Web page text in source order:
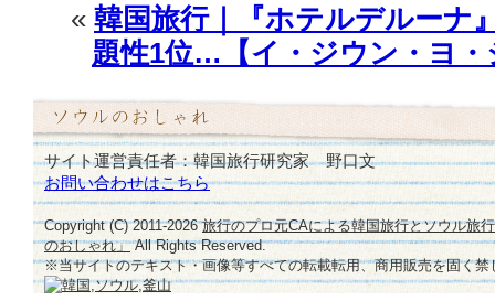
« 韓国旅行｜『ホテルデルーナ
題性1位…【イ・ジウン・ヨ・
サイト運営責任者：韓国旅行研究家 野口文
お問い合わせはこちら
Copyright (C) 2011-2026旅行のプロ元CAによる韓国旅行とソウル旅
のおしゃれ」All Rights Reserved.
※当サイトのテキスト・画像等すべての転載転用、商用販売を固く禁